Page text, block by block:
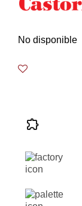
No disponible